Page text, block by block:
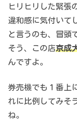
ヒリヒリした緊張
違和感に気付いて
と言うのも、冒頭
そう、この店京成
んですよ。
券売機でも１番上
れに比例してみそ
ね。